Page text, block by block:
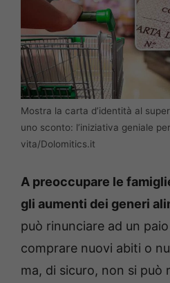
Mostra la carta d’identità al
uno sconto: l’iniziativa geniale
vita/Dolomitics.it
A preoccupare le
gli aumenti dei generi
può rinunciare ad un
comprare nuovi abiti o
ma, di sicuro, non si può